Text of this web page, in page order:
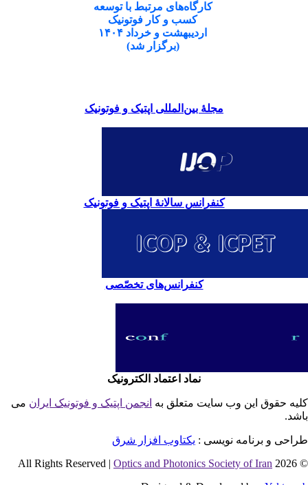
کارگاه‌های مرتبط با توسعه
کسب و کار فوتونیک
اردیبهشت و خرداد ۱۴۰۴
(برگزار شد)
مجلۀ بین‌المللی اپتیک و فوتونیک
کنفرانس سالانۀ اپتیک و فوتونیک
کنفرانس‌های تخصّصی
نماد اعتماد الکترونیک
حقوق این وب سایت متعلق بهانجمن اپتیک و فوتونیک ایران می
و برنامه نویسی : یکتاوب افزار شرق
©
Optics and Photonics Society of Iran